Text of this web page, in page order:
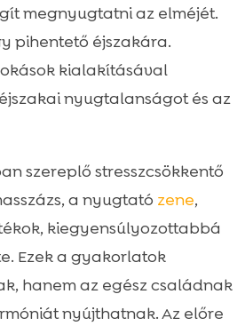
megnyugtatni az elméjét.
pihentető éjszakára.
kialakításával
nyugtalanságot és az
szereplő stresszcsökkentő
a nyugtató zene,
kiegyensúlyozottabbá
Ezek a gyakorlatok
hanem az egész családnak
nyújthatnak. Az előre